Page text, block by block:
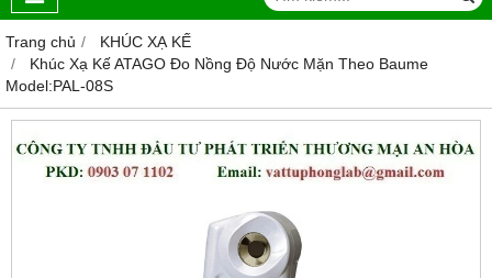
Trang chủ
KHÚC XẠ KẾ
Khúc Xạ Kế ATAGO Đo Nồng Độ Nước Mặn Theo Baume
Model:PAL-08S